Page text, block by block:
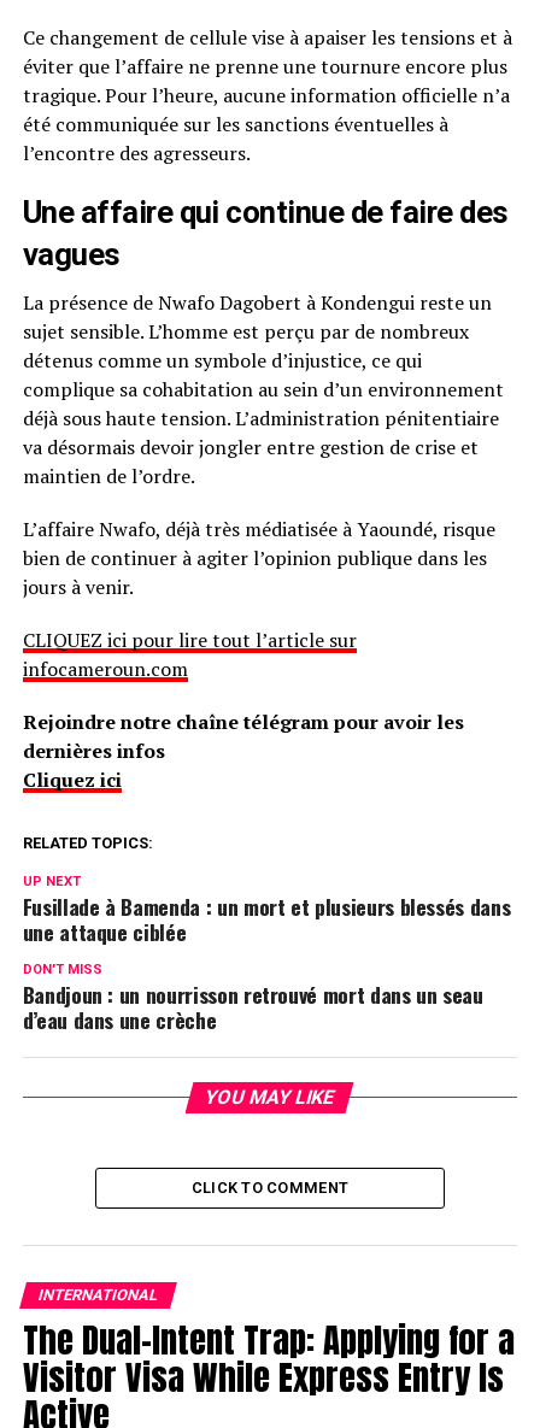
Ce changement de cellule vise à apaiser les tensions et à
éviter que l’affaire ne prenne une tournure encore plus
tragique. Pour l’heure, aucune information officielle n’a
été communiquée sur les sanctions éventuelles à
l’encontre des agresseurs.
Une affaire qui continue de faire des
vagues
La présence de Nwafo Dagobert à Kondengui reste un
sujet sensible. L’homme est perçu par de nombreux
détenus comme un symbole d’injustice, ce qui
complique sa cohabitation au sein d’un environnement
déjà sous haute tension. L’administration pénitentiaire
va désormais devoir jongler entre gestion de crise et
maintien de l’ordre.
L’affaire Nwafo, déjà très médiatisée à Yaoundé, risque
bien de continuer à agiter l’opinion publique dans les
jours à venir.
CLIQUEZ ici pour lire tout l’article sur
infocameroun.com
Rejoindre notre chaîne télégram pour avoir les
dernières infos
Cliquez ici
RELATED TOPICS:
UP NEXT
Fusillade à Bamenda : un mort et plusieurs blessés dans
une attaque ciblée
DON'T MISS
Bandjoun : un nourrisson retrouvé mort dans un seau
d’eau dans une crèche
YOU MAY LIKE
CLICK TO COMMENT
INTERNATIONAL
The Dual-Intent Trap: Applying for a
Visitor Visa While Express Entry Is
Active